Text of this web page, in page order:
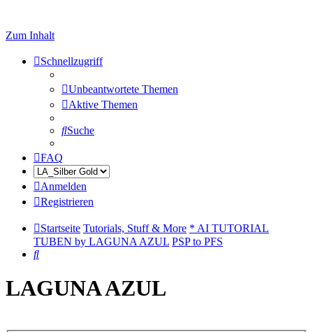
Zum Inhalt
Schnellzugriff
Unbeantwortete Themen
Aktive Themen
Suche
FAQ
Anmelden
Registrieren
Startseite Tutorials, Stuff & More * AI TUTORIAL
TUBEN by LAGUNA AZUL PSP to PFS
Suche
LAGUNA AZUL